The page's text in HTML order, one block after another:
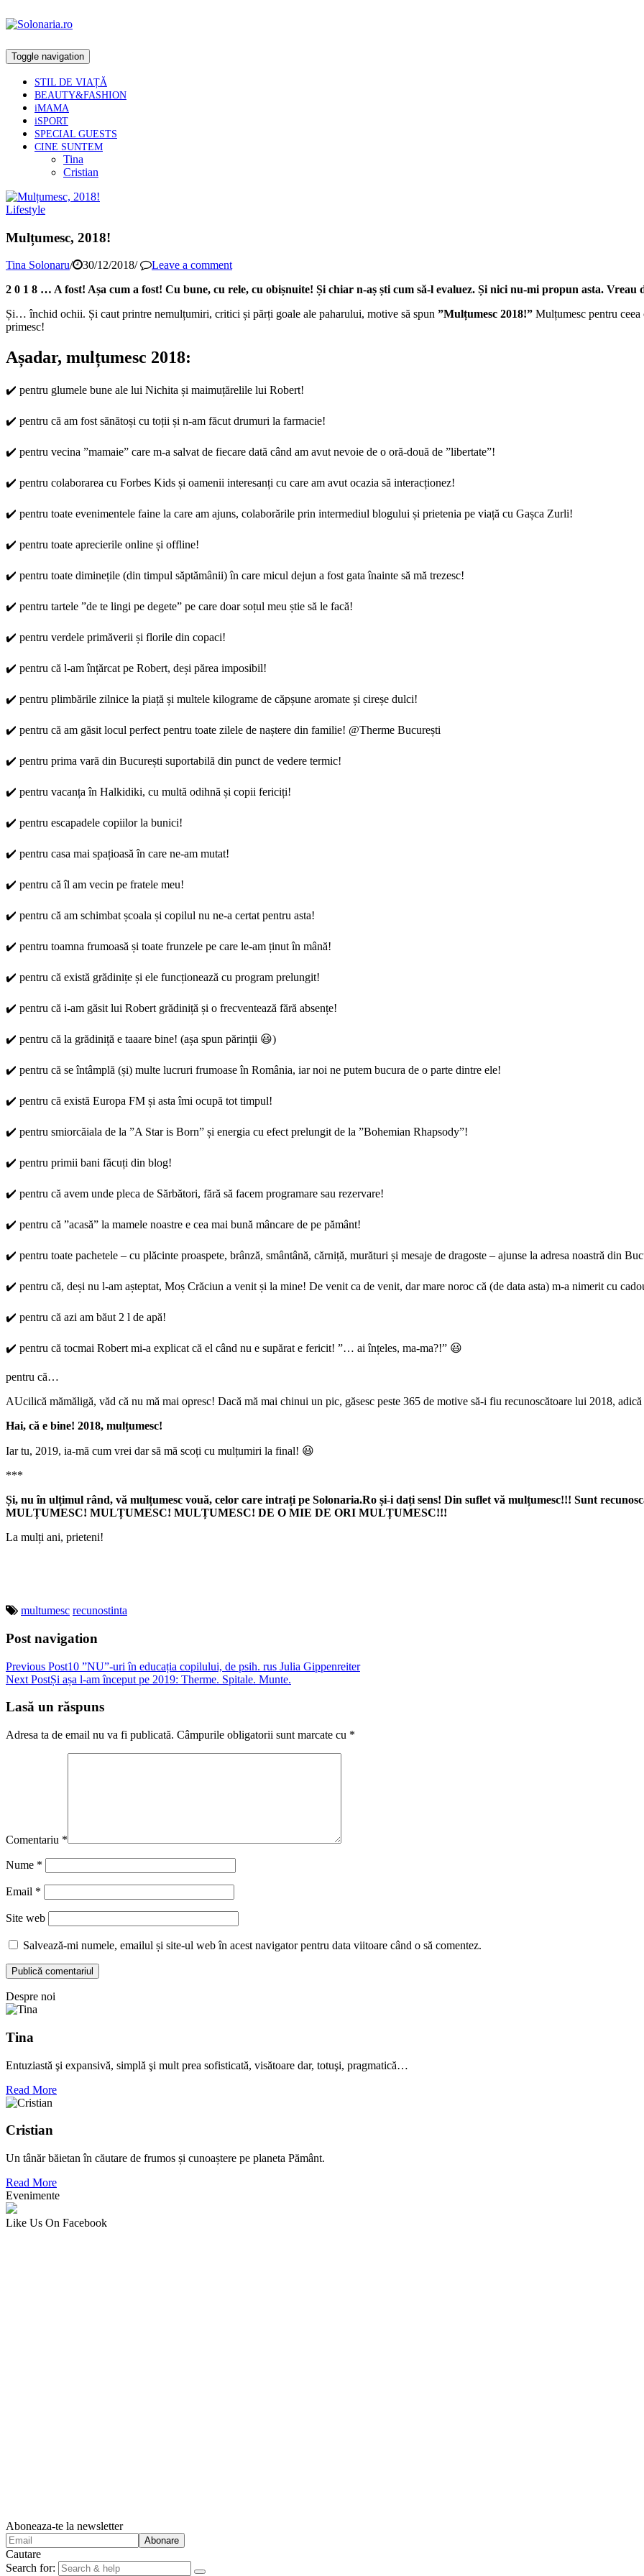
Toggle navigation
STIL DE VIAȚĂ
BEAUTY&FASHION
iMAMA
iSPORT
SPECIAL GUESTS
CINE SUNTEM
Tina
Cristian
Lifestyle
Mulțumesc, 2018!
Tina Solonaru/ 30/12/2018/
Leave a comment
2 0 1 8 … A fost! Așa cum a fost! Cu bune, cu rele, cu obișnuite! Și chiar n-aș ști cum să-l evaluez. Și nici nu-mi propun asta.
Și… închid ochii. Și caut printre nemulțumiri, critici și părți goale ale paharului, motive să spun ”Mulțumesc 2018!” Mulțumesc pentru
primesc!
Așadar, mulțumesc 2018:
✔️ pentru glumele bune ale lui Nichita și maimuțărelile lui Robert!
✔️ pentru că am fost sănătoși cu toții și n-am făcut drumuri la farmacie!
✔️ pentru vecina ”mamaie” care m-a salvat de fiecare dată când am avut nevoie de o oră-două de ”libertate”!
✔️ pentru colaborarea cu Forbes Kids și oamenii interesanți cu care am avut ocazia să interacționez!
✔️ pentru toate evenimentele faine la care am ajuns, colaborările prin intermediul blogului și prietenia pe viață cu Gașca Zurli!
✔️ pentru toate aprecierile online și offline!
✔️ pentru toate diminețile (din timpul săptămânii) în care micul dejun a fost gata înainte să mă trezesc!
✔️ pentru tartele ”de te lingi pe degete” pe care doar soțul meu știe să le facă!
✔️ pentru verdele primăverii și florile din copaci!
✔️ pentru că l-am înțărcat pe Robert, deși părea imposibil!
✔️ pentru plimbările zilnice la piață și multele kilograme de căpșune aromate și cireșe dulci!
✔️ pentru că am găsit locul perfect pentru toate zilele de naștere din familie! @Therme București
✔️ pentru prima vară din București suportabilă din punct de vedere termic!
✔️ pentru vacanța în Halkidiki, cu multă odihnă și copii fericiți!
✔️ pentru escapadele copiilor la bunici!
✔️ pentru casa mai spațioasă în care ne-am mutat!
✔️ pentru că îl am vecin pe fratele meu!
✔️ pentru că am schimbat școala și copilul nu ne-a certat pentru asta!
✔️ pentru toamna frumoasă și toate frunzele pe care le-am ținut în mână!
✔️ pentru că există grădinițe și ele funcționează cu program prelungit!
✔️ pentru că i-am găsit lui Robert grădiniță și o frecventează fără absențe!
✔️ pentru că la grădiniță e taaare bine! (așa spun părinții 😃)
✔️ pentru că se întâmplă (și) multe lucruri frumoase în România, iar noi ne putem bucura de o parte dintre ele!
✔️ pentru că există Europa FM și asta îmi ocupă tot timpul!
✔️ pentru smiorcăiala de la ”A Star is Born” și energia cu efect prelungit de la ”Bohemian Rhapsody”!
✔️ pentru primii bani făcuți din blog!
✔️ pentru că avem unde pleca de Sărbători, fără să facem programare sau rezervare!
✔️ pentru că ”acasă” la mamele noastre e cea mai bună mâncare de pe pământ!
✔️ pentru toate pachetele – cu plăcinte proaspete, brânză, smântână, cărniță, murături și mesaje de dragoste – ajunse la adresa noastră din
✔️ pentru că, deși nu l-am așteptat, Moș Crăciun a venit și la mine! De venit ca de venit, dar mare noroc că (de data asta) m-a nimerit cu
✔️ pentru că azi am băut 2 l de apă!
✔️ pentru că tocmai Robert mi-a explicat că el când nu e supărat e fericit! ”… ai înțeles, ma-ma?!” 😃
pentru că…
AUcilică mămăligă, văd că nu mă mai opresc! Dacă mă mai chinui un pic, găsesc peste 365 de motive să-i fiu recunoscătoare lui 2018,
Hai, că e bine! 2018, mulțumesc!
Iar tu, 2019, ia-mă cum vrei dar să mă scoți cu mulțumiri la final! 😃
***
Și, nu în ulțimul rând, vă mulțumesc vouă, celor care intrați pe Solonaria.Ro și-i dați sens! Din suflet vă mulțumesc!!! Sunt
MULȚUMESC! MULȚUMESC! MULȚUMESC! DE O MIE DE ORI MULȚUMESC!!!
La mulți ani, prieteni!
multumesc recunostinta
Post navigation
Previous Post10 ”NU”-uri în educația copilului, de psih. rus Julia Gippenreiter
Next PostȘi așa l-am început pe 2019: Therme. Spitale. Munte.
Lasă un răspuns
Adresa ta de email nu va fi publicată. Câmpurile obligatorii sunt marcate cu *
Comentariu *
Nume *
Email *
Site web
Salvează-mi numele, emailul și site-ul web în acest navigator pentru data viitoare când o să comentez.
Despre noi
Tina
Entuziastă şi expansivă, simplă şi mult prea sofisticată, visătoare dar, totuşi, pragmatică…
Read More
Cristian
Un tânăr băietan în căutare de frumos și cunoaștere pe planeta Pământ.
Read More
Evenimente
Like Us On Facebook
Aboneaza-te la newsletter
Cautare
Search for: